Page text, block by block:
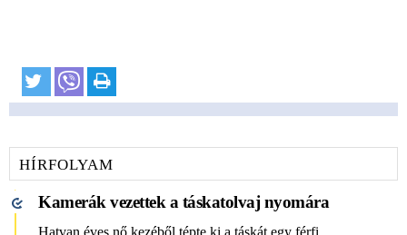
HÍRFOLYAM
Kamerák vezettek a táskatolvaj nyomára
Hatvan éves nő kezéből tépte ki a táskát egy férfi